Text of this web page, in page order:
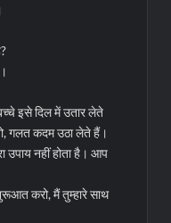
इसे दिल में उतार लेते
गलत कदम उठा लेते हैं।
नहीं होता है। आप
करो, मैं तुम्हारे साथ